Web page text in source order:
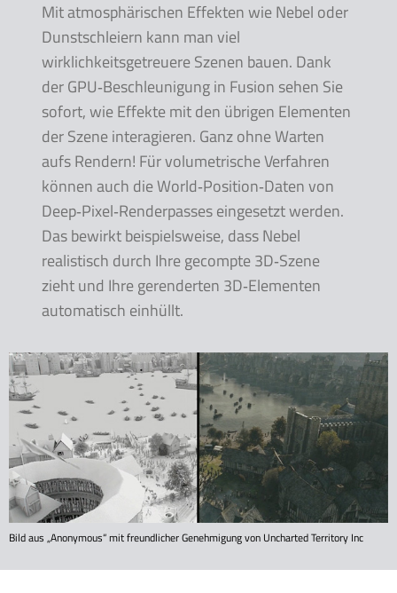
Mit atmosphärischen Effekten wie Nebel oder
Dunstschleiern kann man viel
wirklichkeitsgetreuere Szenen bauen. Dank
der GPU‑Beschleunigung in Fusion sehen Sie
sofort, wie Effekte mit den übrigen Elementen
der Szene interagieren. Ganz ohne Warten
aufs Rendern! Für volumetrische Verfahren
können auch die World‑Position‑Daten von
Deep‑Pixel‑Renderpasses eingesetzt werden.
Das bewirkt beispielsweise, dass Nebel
realistisch durch Ihre gecompte 3D‑Szene
zieht und Ihre gerenderten 3D‑Elementen
automatisch einhüllt.
Bild aus „Anonymous“ mit freundlicher Genehmigung von Uncharted Territory Inc